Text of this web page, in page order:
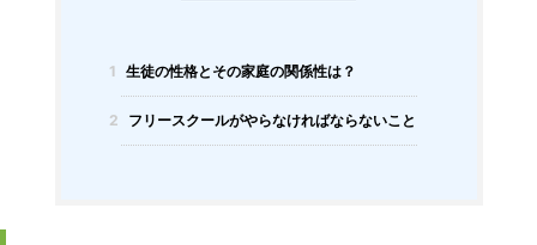
1 生徒の性格とその家庭の関係性は？
2 フリースクールがやらなければならないこと